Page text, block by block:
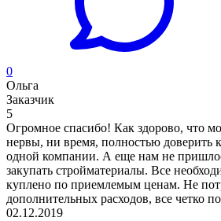
0
Ольга
Заказчик
5
Огромное спасибо! Как здорово, что
нервы, ни время, полностью доверить
одной компании. А еще нам не
закупать стройматериалы. Все
куплено по приемлемым ценам. Не
дополнительных расходов, все четко
02.12.2019